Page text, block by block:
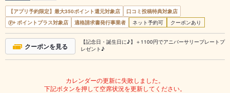
【アプリ予約限定】最大350ポイント還元対象店
口コミ投稿特典対象店
ポイントプラス対象店
適格請求書発行事業者 ネット予約可 クーポンあり
クーポンを見る
【記念日・誕生日に♪】＋1100円でアニバーサリープレートプ
レゼント♪
カレンダーの更新に失敗しました。
下記ボタンを押して空席状況を更新してください。